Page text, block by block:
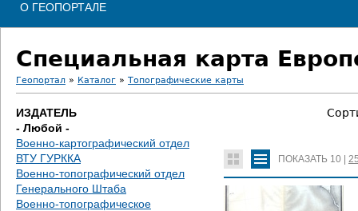
О ГЕОПОРТАЛЕ
Специальная карта
В
ы
з
д
Геопортал » Каталог » Топографические карты
ИЗДАТЕЛЬ
- Любой -
Военно-картографический отдел
ВТУ ГУРККА
Военно-топографический отдел
Генерального Штаба
Военно-топографическое
ПОКАЗАТЬ 10